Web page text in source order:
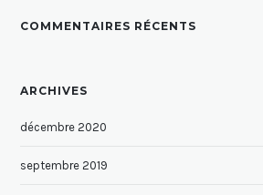
COMMENTAIRES RÉCENTS
ARCHIVES
décembre 2020
septembre 2019